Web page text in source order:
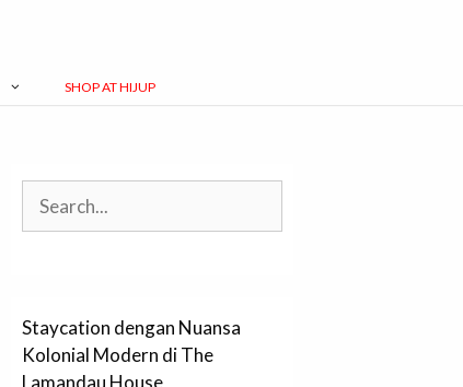
SHOP AT HIJUP
Staycation dengan Nuansa
Kolonial Modern di The
Lamandau House